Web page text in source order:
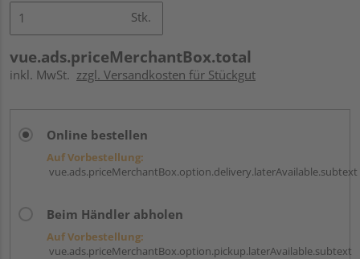
Stk.
vue.ads.priceMerchantBox.total
inkl. MwSt. zzgl. Versandkosten für Stückgut
Online bestellen
Auf Vorbestellung:
vue.ads.priceMerchantBox.option.delivery.laterAvailable.subtext
Beim Händler abholen
Auf Vorbestellung:
vue.ads.priceMerchantBox.option.pickup.laterAvailable.subtext